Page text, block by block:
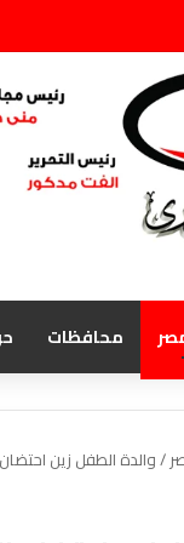
محافظات
/والدة الطفل زين